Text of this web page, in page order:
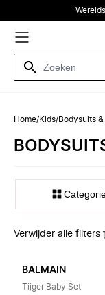
Home/Kids/Bodysuits
Verwijder alle filters
BALMAIN
Tijger Baby Set